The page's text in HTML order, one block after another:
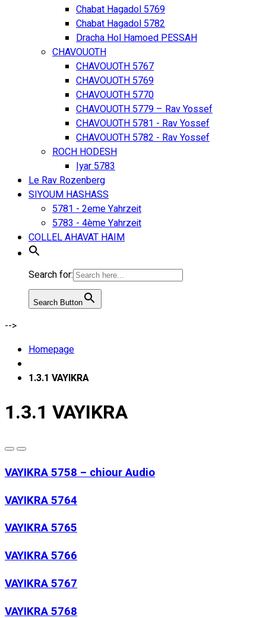
Chabat Hagadol 5769
Chabat Hagadol 5782
Dracha Hol Hamoed PESSAH
CHAVOUOTH
CHAVOUOTH 5767
CHAVOUOTH 5769
CHAVOUOTH 5770
CHAVOUOTH 5779 – Rav Yossef
CHAVOUOTH 5781 - Rav Yossef
CHAVOUOTH 5782 - Rav Yossef
ROCH HODESH
Iyar 5783
Le Rav Rozenberg
SIYOUM HASHASS
5781 - 2eme Yahrzeit
5783 - 4ème Yahrzeit
COLLEL AHAVAT HAIM
Search for:
Search Button
-->
Homepage
1.3.1 VAYIKRA
1.3.1 VAYIKRA
VAYIKRA 5758 – chiour Audio
VAYIKRA 5764
VAYIKRA 5765
VAYIKRA 5766
VAYIKRA 5767
VAYIKRA 5768